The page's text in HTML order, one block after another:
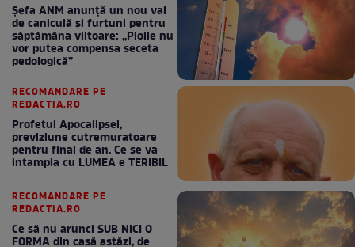
Șefa ANM anunță un nou val
de caniculă și furtuni pentru
săptămâna viitoare: „Ploile nu
vor putea compensa seceta
pedologică”
RECOMANDARE PE
REDACTIA.RO
Profetul Apocalipsei,
previziune cutremuratoare
pentru final de an. Ce se va
intampla cu LUMEA e TERIBIL
RECOMANDARE PE
REDACTIA.RO
Ce să nu arunci SUB NICI O
FORMA din casă astăzi, de